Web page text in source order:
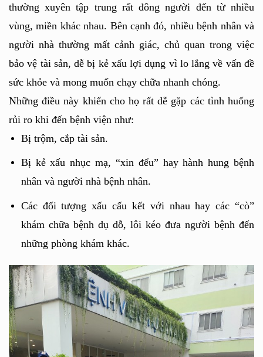
thường xuyên tập trung rất đông người đến từ nhiều
vùng, miền khác nhau. Bên cạnh đó, nhiều bệnh nhân và
người nhà thường mất cảnh giác, chủ quan trong việc
bảo vệ tài sản, dễ bị kẻ xấu lợi dụng vì lo lắng về vấn đề
sức khỏe và mong muốn chạy chữa nhanh chóng.
Những điều này khiến cho họ rất dễ gặp các tình huống
rủi ro khi đến bệnh viện như:
Bị trộm, cắp tài sản.
Bị kẻ xấu nhục mạ, “xin đểu” hay hành hung bệnh
nhân và người nhà bệnh nhân.
Các đối tượng xấu cấu kết với nhau hay các “cò”
khám chữa bệnh dụ dỗ, lôi kéo đưa người bệnh đến
những phòng khám khác.